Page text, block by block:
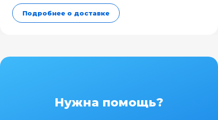
Подробнее о доставке
Нужна помощь?